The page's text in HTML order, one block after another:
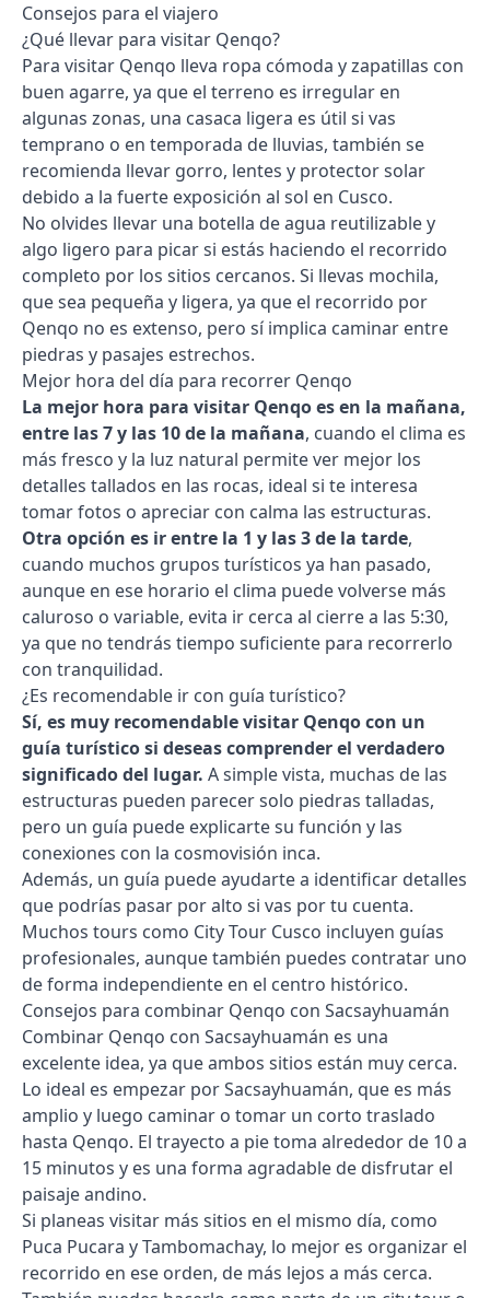
Consejos para el viajero
¿Qué llevar para visitar Qenqo?
Para visitar Qenqo lleva ropa cómoda y zapatillas con
buen agarre, ya que el terreno es irregular en
algunas zonas, una casaca ligera es útil si vas
temprano o en temporada de lluvias, también se
recomienda llevar gorro, lentes y protector solar
debido a la fuerte exposición al sol en Cusco.
No olvides llevar una botella de agua reutilizable y
algo ligero para picar si estás haciendo el recorrido
completo por los sitios cercanos. Si llevas mochila,
que sea pequeña y ligera, ya que el recorrido por
Qenqo no es extenso, pero sí implica caminar entre
piedras y pasajes estrechos.
Mejor hora del día para recorrer Qenqo
La mejor hora para visitar Qenqo es en la mañana,
entre las 7 y las 10 de la mañana, cuando el clima es
más fresco y la luz natural permite ver mejor los
detalles tallados en las rocas, ideal si te interesa
tomar fotos o apreciar con calma las estructuras.
Otra opción es ir entre la 1 y las 3 de la tarde,
cuando muchos grupos turísticos ya han pasado,
aunque en ese horario el clima puede volverse más
caluroso o variable, evita ir cerca al cierre a las 5:30,
ya que no tendrás tiempo suficiente para recorrerlo
con tranquilidad.
¿Es recomendable ir con guía turístico?
Sí, es muy recomendable visitar Qenqo con un
guía turístico si deseas comprender el verdadero
significado del lugar. A simple vista, muchas de las
estructuras pueden parecer solo piedras talladas,
pero un guía puede explicarte su función y las
conexiones con la cosmovisión inca.
Además, un guía puede ayudarte a identificar detalles
que podrías pasar por alto si vas por tu cuenta.
Muchos tours como City Tour Cusco incluyen guías
profesionales, aunque también puedes contratar uno
de forma independiente en el centro histórico.
Consejos para combinar Qenqo con Sacsayhuamán
Combinar Qenqo con Sacsayhuamán es una
excelente idea, ya que ambos sitios están muy cerca.
Lo ideal es empezar por Sacsayhuamán, que es más
amplio y luego caminar o tomar un corto traslado
hasta Qenqo. El trayecto a pie toma alrededor de 10 a
15 minutos y es una forma agradable de disfrutar el
paisaje andino.
Si planeas visitar más sitios en el mismo día, como
Puca Pucara y Tambomachay, lo mejor es organizar el
recorrido en ese orden, de más lejos a más cerca.